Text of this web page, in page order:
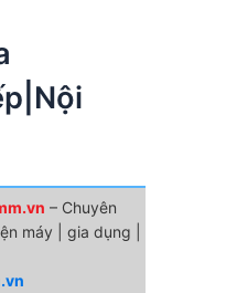
– Chuyên
máy | gia dụng |